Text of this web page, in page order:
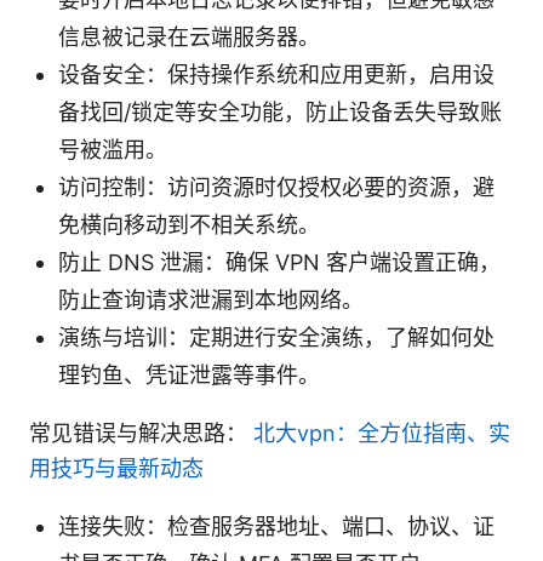
信息被记录在云端服务器。
设备安全：保持操作系统和应用更新，启用设
备找回/锁定等安全功能，防止设备丢失导致账
号被滥用。
访问控制：访问资源时仅授权必要的资源，避
免横向移动到不相关系统。
防止 DNS 泄漏：确保 VPN 客户端设置正确，
防止查询请求泄漏到本地网络。
演练与培训：定期进行安全演练，了解如何处
理钓鱼、凭证泄露等事件。
常见错误与解决思路： 北大vpn：全方位指南、实
用技巧与最新动态
连接失败：检查服务器地址、端口、协议、证